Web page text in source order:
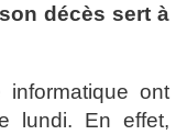
décès sert à
informatique ont
lundi. En effet,